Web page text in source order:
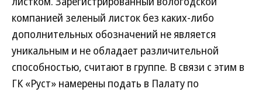
компанией зеленый листок без каких-либо
дополнительных обозначений не является
уникальным и не обладает различительной
способностью, считают в группе. В связи с этим в
ГК «Руст» намерены подать в Палату по